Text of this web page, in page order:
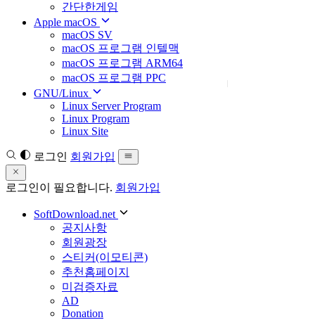
간단한게임
Apple macOS
macOS SV
macOS 프로그램 인텔맥
macOS 프로그램 ARM64
macOS 프로그램 PPC
GNU/Linux
Linux Server Program
Linux Program
Linux Site
로그인 회원가입
로그인이 필요합니다. 회원가입
SoftDownload.net
공지사항
회원광장
스티커(이모티콘)
추천홈페이지
미검증자료
AD
Donation